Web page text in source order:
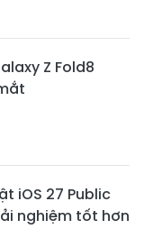
Z Fold8
iOS 27 Public
nghiệm tốt hơn